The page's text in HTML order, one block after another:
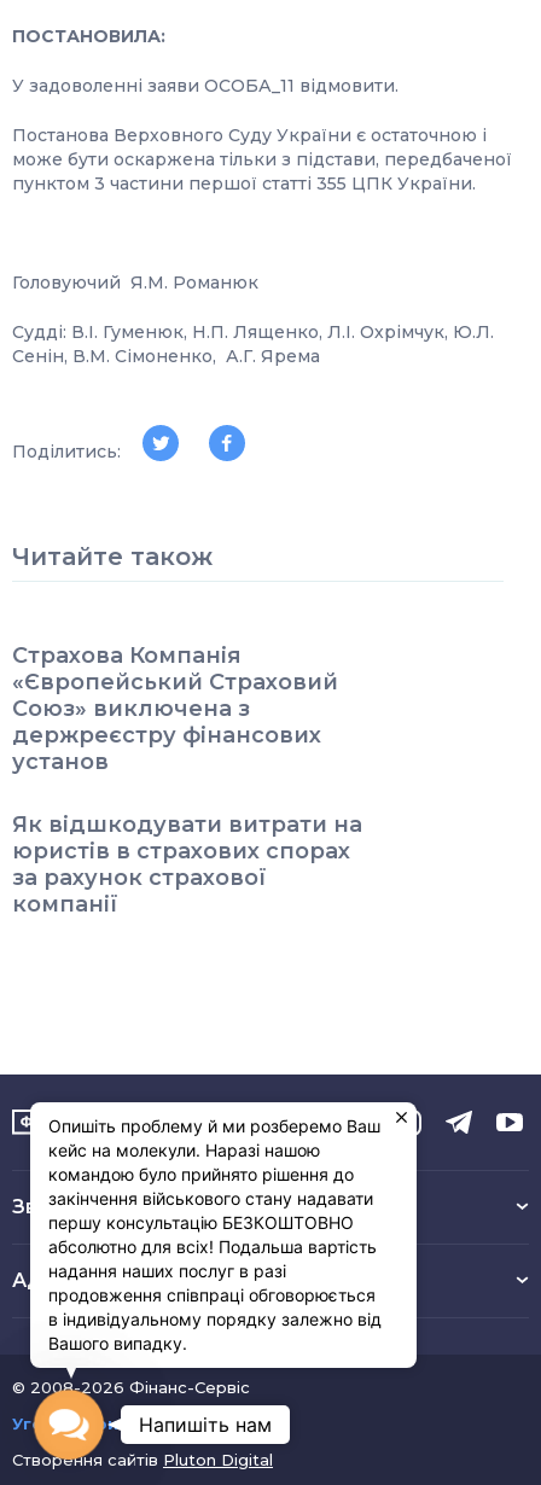
ПОСТАНОВИЛА:
У задоволенні заяви ОСОБА_11 відмовити.
Постанова Верховного Суду України є остаточною і
може бути оскаржена тільки з підстави, передбаченої
пунктом 3 частини першої статті 355 ЦПК України.
Головуючий Я.М. Романюк
Судді: В.І. Гуменюк, Н.П. Лященко, Л.І. Охрімчук, Ю.Л.
Сенін, В.М. Сімоненко, А.Г. Ярема
Поділитись:
Читайте також
Страхова Компанія
«Європейський Страховий
Союз» виключена з
держреєстру фінансових
установ
Як відшкодувати витрати на
юристів в страхових спорах
за рахунок страхової
компанії
Зв’язок з нами :
Адреса
© 2008-2026 Фінанс-Сервіс
Угода користувача
Створення сайтів Pluton Digital
Contact
Напишіть нам
Опишіть проблему й ми розберемо Ваш
кейс на молекули. Наразі нашою
командою було прийнято рішення до
закінчення військового стану надавати
першу консультацію БЕЗКОШТОВНО
абсолютно для всіх! Подальша вартість
надання наших послуг в разі
продовження співпраці обговорюється
в індивідуальному порядку залежно від
Вашого випадку.